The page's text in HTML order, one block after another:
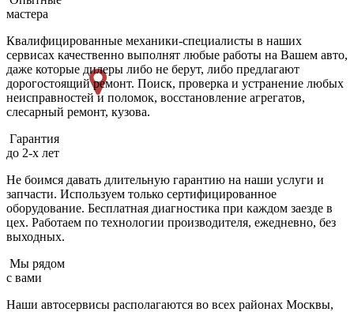
мастера
Квалифицированные механики-специалисты в наших
сервисах качественно выполнят любые работы на Вашем авто,
даже которые дилеры либо не берут, либо предлагают
дорогостоящий ремонт. Поиск, проверка и устранение любых
неисправностей и поломок, восстановление агрегатов,
слесарный ремонт, кузова.
Гарантия
до 2-х лет
Не боимся давать длительную гарантию на наши услуги и
запчасти. Используем только сертифицированное
оборудование. Бесплатная диагностика при каждом заезде в
цех. Работаем по технологии производителя, ежедневно, без
выходных.
Мы рядом
с вами
Наши автосервисы располагаются во всех районах Москвы,